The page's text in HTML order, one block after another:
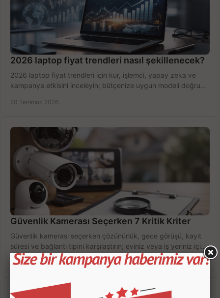
2026 laptop fiyat trendleri nasıl şekillenecek?
2026 laptop fiyat trendleri için kur, işlemci, yapay zeka ve
kampanya etkisini inceleyin; bütçenize uygun modeli doğru
20 Temmuz 2026
Güvenlik Kamerası Seçerken 7 Kritik Kriter
Güvenlik kamerası seçerken çözünürlük, gece görüşü, kayıt
süresi ve bağlantı tipini karşılaştırın; eviniz veya iş yeriniz için
doğru sistemi hemen seçin.
18 Temmuz 2026